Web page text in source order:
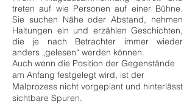
treten auf wie Personen auf einer Bühne.
Sie suchen Nähe oder Abstand, nehmen
Haltungen ein und erzählen Geschichten,
die je nach Betrachter immer wieder
anders „gelesen“ werden können.
Auch wenn die Position der Gegenstände
am Anfang festgelegt wird, ist der
Malprozess nicht vorgeplant und hinterlässt
sichtbare Spuren.